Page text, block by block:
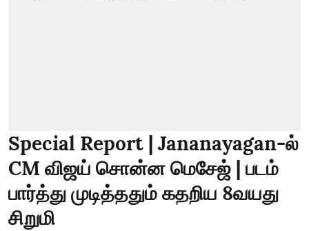
Special Report | Jananayagan-ல்
CM விஜய் சொன்ன மெசேஜ் | படம்
பார்த்து முடித்ததும் கதறிய 8வயது
சிறுமி